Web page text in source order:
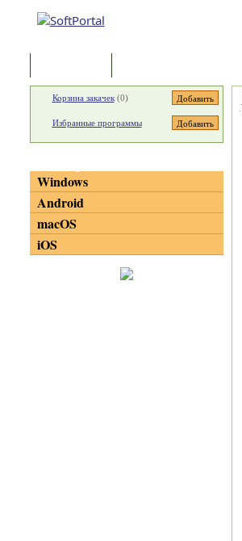
Корзина закачек(0)
Избранные программы
Windows
Android
macOS
iOS